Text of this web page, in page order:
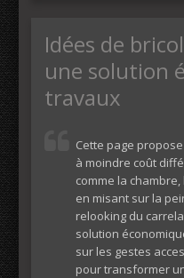
Idées de
une solution
travaux
Cette page
à moindre coût
comme la
en misant sur la
relooking du
solution
sur les gestes
pour transformer